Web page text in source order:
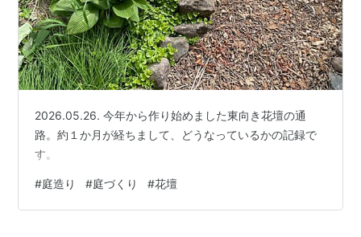
2026.05.26. 今年から作り始めました東向き花壇の通
路。約１か月が経ちまして、どうなっているかの記録で
す。
#庭造り #庭づくり #花壇